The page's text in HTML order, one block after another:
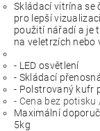
Skládací vitrína se
pro lepší
použití nářadí a je
na veletrzích nebo
- LED osvětlení
- Skládací
- Polstrovaný kufr
- Cena bez potisku
Maximální
5kg